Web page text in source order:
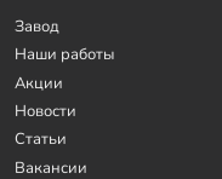
Завод
Наши работы
Акции
Новости
Статьи
Вакансии